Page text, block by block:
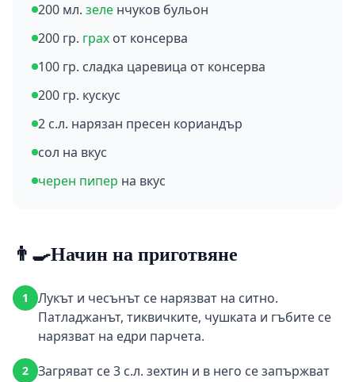
200 мл. зеле нчуков бульон
200 гр. грах от консерва
100 гр. сладка царевица от консерва
200 гр. кускус
2 с.л. нарязан пресен кориандър
сол на вкус
черен пипер на вкус
👨‍🍳Начин на приготвяне
1
Лукът и чесънът се нарязват на ситно.
Патладжанът, тиквичките, чушката и гъбите се
нарязват на едри парчета.
2
Загряват се 3 с.л. зехтин и в него се запържват